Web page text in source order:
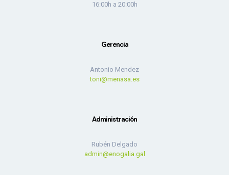
16:00h a 20:00h
Gerencia
Antonio Mendez
toni@menasa.es
Administración
Rubén Delgado
admin@enogalia.gal